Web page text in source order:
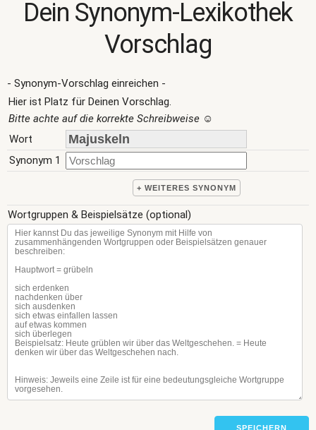
Dein Synonym-Lexikothek
Vorschlag
- Synonym-Vorschlag einreichen -
Hier ist Platz für Deinen Vorschlag.
Bitte achte auf die korrekte Schreibweise ☺
Wort
Synonym 1
+ WEITERES SYNONYM
Wortgruppen & Beispielsätze (optional)
SPEICHERN